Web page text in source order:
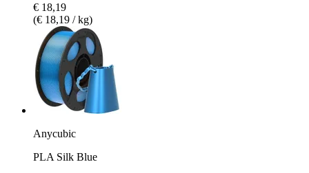
€ 18,19
(€ 18,19 / kg)
Anycubic
PLA Silk Blue